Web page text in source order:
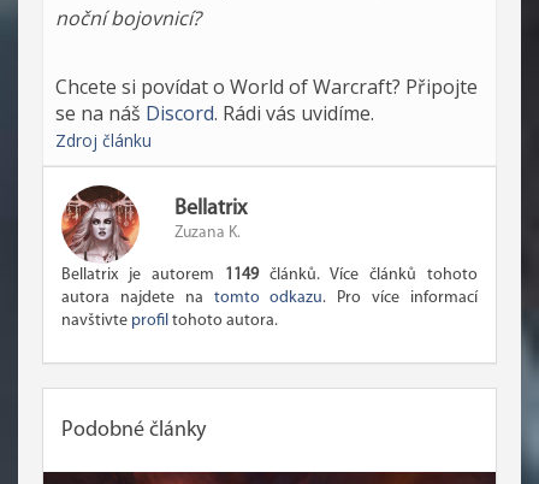
noční bojovnicí?
Chcete si povídat o World of Warcraft? Připojte
se na náš Discord. Rádi vás uvidíme.
Zdroj článku
Bellatrix
Zuzana K.
Bellatrix je autorem 1149článků. Více článků tohoto
autora najdete na tomto odkazu. Pro více informací
navštivte profil tohoto autora.
Podobné články